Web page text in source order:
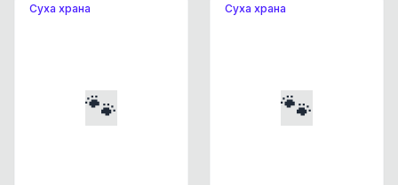
Суха храна
🐾
Суха храна
🐾